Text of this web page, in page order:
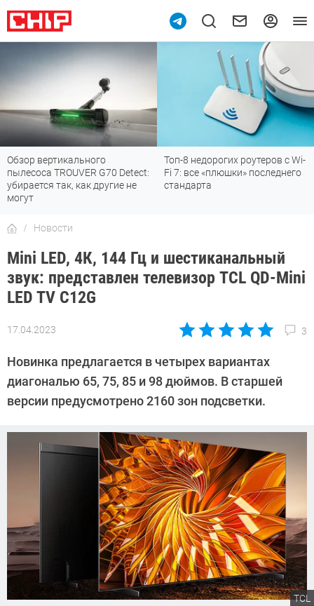
Обзор вертикального
пылесоса TROUVER G70 Detect:
убирается так, как другие не
могут
Топ-8 недорогих роутеров с Wi-
Fi 7: все «плюшки» последнего
стандарта
Новости
Mini LED, 4К, 144 Гц и шестиканальный
звук: представлен телевизор TCL QD-Mini
LED TV C12G
17.04.2023 3
Автор:
Кошик
Новинка предлагается в четырех вариантах
диагональю 65, 75, 85 и 98 дюймов. В старшей
версии предусмотрено 2160 зон подсветки.
TCL